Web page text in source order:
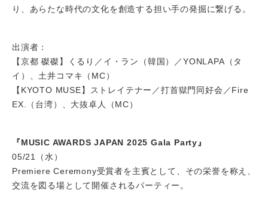
り、あらたな時代の文化を創造する担い手の発掘に繋げる。
出演者：
【京都 磔磔】くるり／イ・ラン（韓国）／YONLAPA（タ
イ）、土井コマキ（MC）
【KYOTO MUSE】ストレイテナー／打首獄門同好会／Fire
EX.（台湾）、大抜卓人（MC）
『MUSIC AWARDS JAPAN 2025 Gala Party』
05/21（水）
Premiere Ceremony受賞者を主賓として、その栄誉を称え、
交流を図る場として開催されるパーティー。